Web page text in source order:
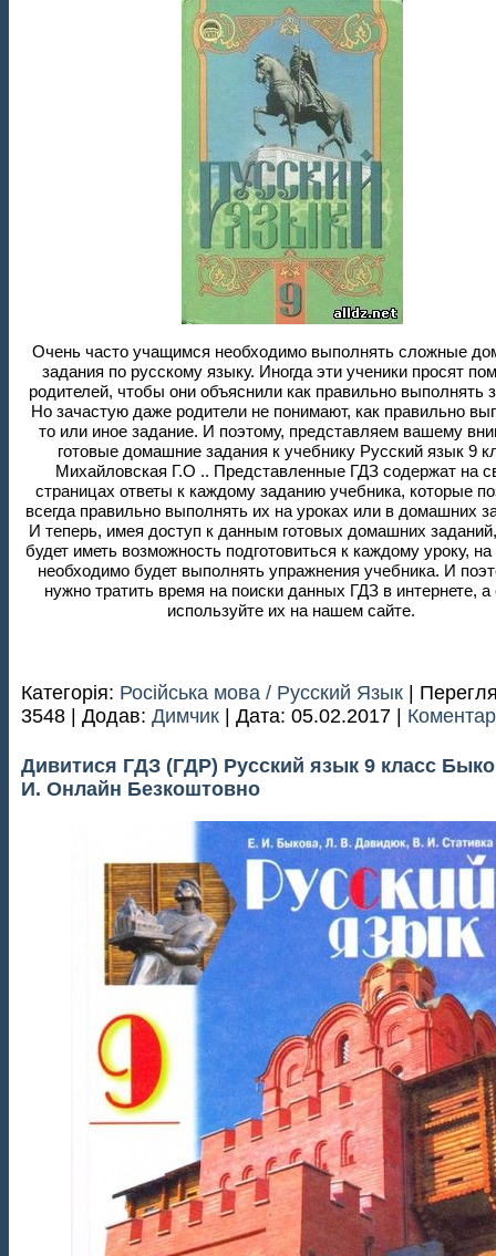
Очень часто учащимся необходимо выполнять сложные
задания по русскому языку. Иногда эти ученики просят
родителей, чтобы они объяснили как правильно выполнять
Но зачастую даже родители не понимают, как правильно
то или иное задание. И поэтому, представляем вашему
готовые домашние задания к учебнику Русский язык 9
Михайловская Г.О .. Представленные ГДЗ содержат на
страницах ответы к каждому заданию учебника, которые
всегда правильно выполнять их на уроках или в домашних
И теперь, имея доступ к данным готовых домашних
будет иметь возможность подготовиться к каждому уроку,
необходимо будет выполнять упражнения учебника. И
нужно тратить время на поиски данных ГДЗ в интернете, а
используйте их на нашем сайте.
Категорія: Російська мова / Русский Язык |
3548 | Додав: Димчик | Дата: 05.02.2017
Дивитися ГДЗ (ГДР) Русский язык 9 класс
И. Онлайн Безкоштовно